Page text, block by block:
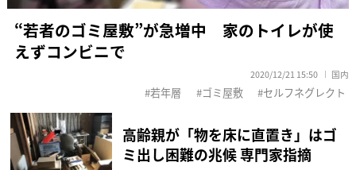
“若者のゴミ屋敷”が急増中 家のトイレが使
えずコンビニで
2020/12/21 15:50 国内
若年層 ゴミ屋敷 セルフネグレクト
高齢親が「物を床に直置き」はゴ
ミ出し困難の兆候 専門家指摘